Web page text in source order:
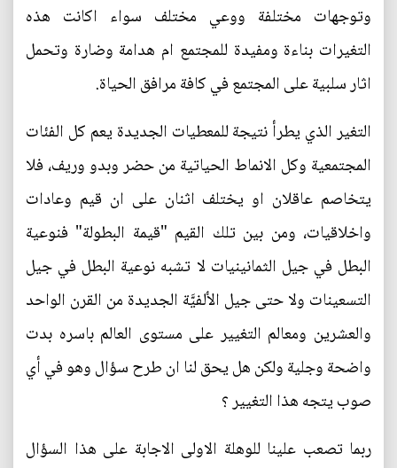
وتوجهات مختلفة ووعي مختلف سواء اكانت هذه
التغيرات بناءة ومفيدة للمجتمع ام هدامة وضارة وتحمل
اثار سلبية على المجتمع في كافة مرافق الحياة.
التغير الذي يطرأ نتيجة للمعطيات الجديدة يعم كل الفئات
المجتمعية وكل الانماط الحياتية من حضر وبدو وريف، فلا
يتخاصم عاقلان او يختلف اثنان على ان قيم وعادات
واخلاقيات، ومن بين تلك القيم "قيمة البطولة" فنوعية
البطل في جيل الثمانينيات لا تشبه نوعية البطل في جيل
التسعينات ولا حتى جيل الألفيَّة الجديدة من القرن الواحد
والعشرين ومعالم التغيير على مستوى العالم باسره بدت
واضحة وجلية ولكن هل يحق لنا ان طرح سؤال وهو في أي
صوب يتجه هذا التغيير ؟
ربما تصعب علينا للوهلة الاولى الاجابة على هذا السؤال